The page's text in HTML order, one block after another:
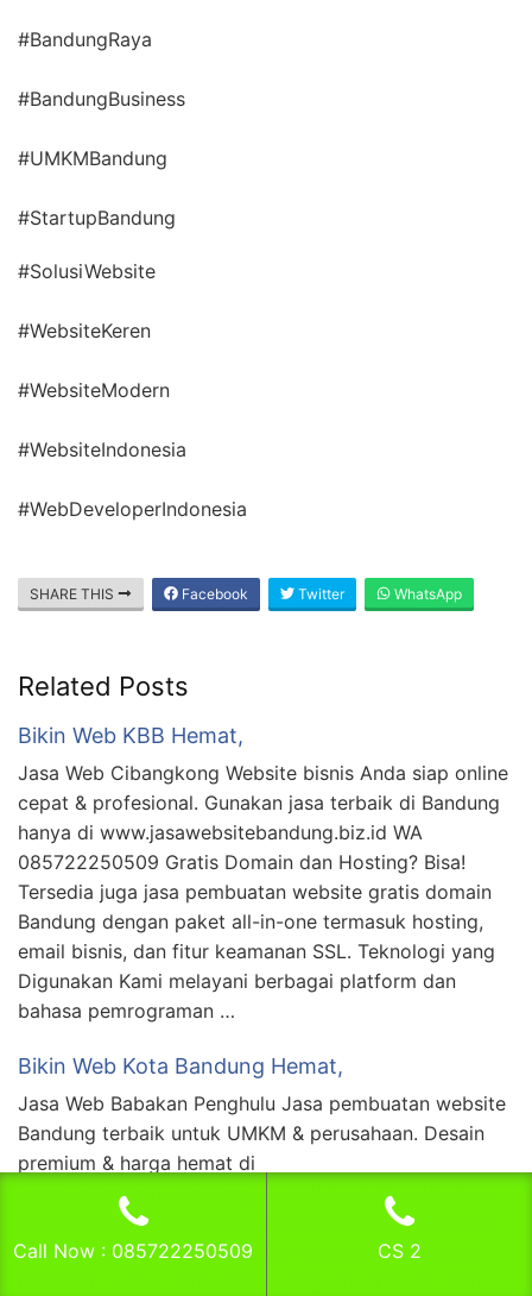
#BandungRaya
#BandungBusiness
#UMKMBandung
#StartupBandung
#SolusiWebsite
#WebsiteKeren
#WebsiteModern
#WebsiteIndonesia
#WebDeveloperIndonesia
SHARE THIS Facebook Twitter WhatsApp
Related Posts
Bikin Web KBB Hemat,
Jasa Web Cibangkong Website bisnis Anda siap online
cepat & profesional. Gunakan jasa terbaik di Bandung
hanya di www.jasawebsitebandung.biz.id WA
085722250509 Gratis Domain dan Hosting? Bisa!
Tersedia juga jasa pembuatan website gratis domain
Bandung dengan paket all-in-one termasuk hosting,
email bisnis, dan fitur keamanan SSL. Teknologi yang
Digunakan Kami melayani berbagai platform dan
bahasa pemrograman …
Bikin Web Kota Bandung Hemat,
Jasa Web Babakan Penghulu Jasa pembuatan website
Bandung terbaik untuk UMKM & perusahaan. Desain
premium & harga hemat di
www.jasawebsitebandung.biz.id WA 085722250509
Gratis Domain dan Hosting? Bisa! Tersedia juga jasa
pembuatan website gratis domain Bandung dengan
Call Now : 085722250509 CS 2